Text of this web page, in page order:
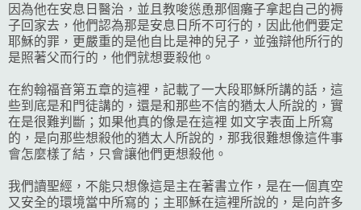
因為他在安息日醫治，並且教唆慫恿那個癱子拿起自己的褥
子回家去，他們認為那是安息日所不可行的，因此他們要定
耶穌的罪，更嚴重的是他自比是神的兒子，並強辯他所行的
是照著父而行的，他們就想要殺他。
在約翰福音第五章的這裡，記載了一大段耶穌所講的話，這
些到底是和門徒講的，還是和那些不信的猶太人所說的，實
在是很難判斷；如果他真的像是在這裡 如文字表面上所寫
的，是向那些想殺他的猶太人所說的，那我很難想像這件事
會怎麼樣了結，只會讓他們更想殺他。
我們讀聖經，不能只想像這是主在著書立作，是在一個真空
又安全的環境當中所寫的；主耶穌在這裡所說的，是向許多